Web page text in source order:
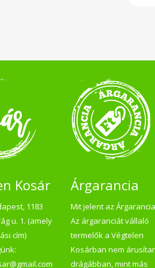
Kosár
1183
u. 1. (amely
cím)
Árgarancia
Mit jelent az
Az árgaranciát vállaló
termelők a Végtelen
Kosárban nem
drágábban, mint más